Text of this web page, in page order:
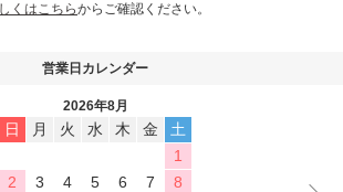
くはこちらからご確認ください。
営業日カレンダー
2026年8月
日 月 火 水 木 金
土
1
2
3 4 5 6 7
8